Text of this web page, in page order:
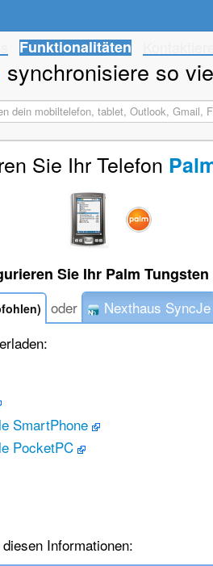
Funktionalitäten
synchronisiere so
Sie Ihr Telefon
Sie Ihr Palm
oder Nexthaus SyncJe
SmartPhone
PocketPC
Informationen: